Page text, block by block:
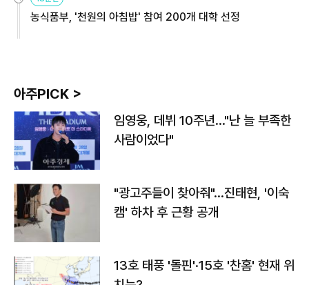
농식품부, '천원의 아침밥' 참여 200개 대학 선정
아주PICK >
임영웅, 데뷔 10주년…"난 늘 부족한
사람이었다"
"광고주들이 찾아줘"…진태현, '이숙
캠' 하차 후 근황 공개
13호 태풍 '돌핀'·15호 '찬홈' 현재 위